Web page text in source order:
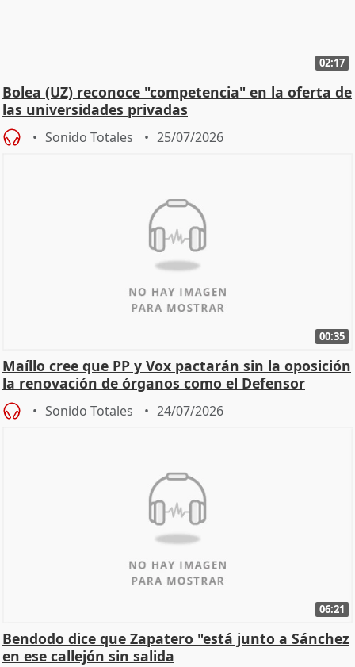
02:17
Bolea (UZ) reconoce "competencia" en la oferta de
las universidades privadas
Sonido Totales 25/07/2026
00:35
Maíllo cree que PP y Vox pactarán sin la oposición
la renovación de órganos como el Defensor
Sonido Totales 24/07/2026
06:21
Bendodo dice que Zapatero "está junto a Sánchez
en ese callejón sin salida